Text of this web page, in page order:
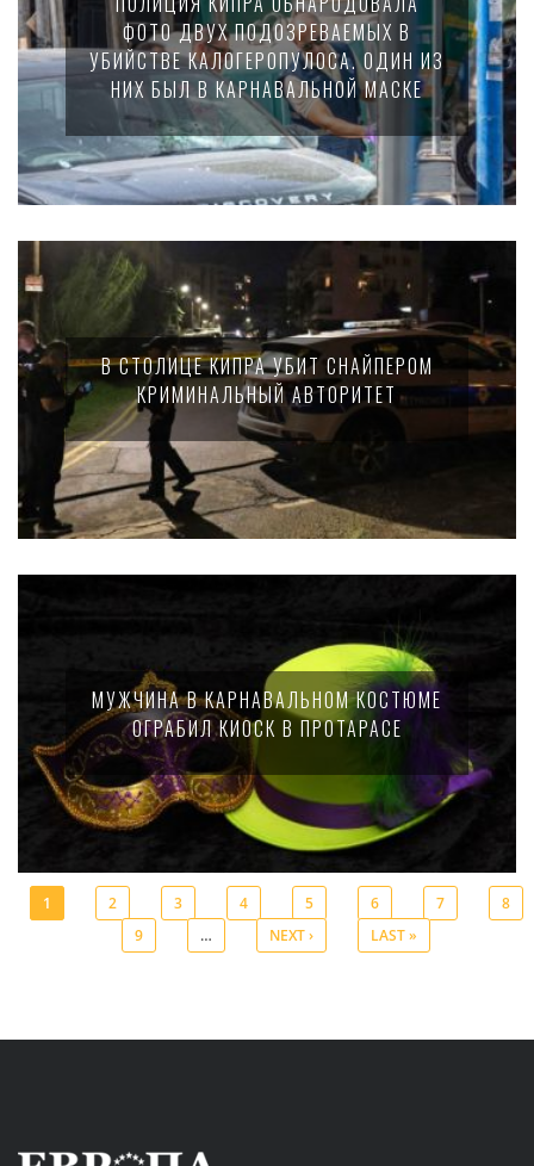
ФОТО ДВУХ ПОДОЗРЕВАЕМЫХ В
УБИЙСТВЕ КАЛОГЕРОПУЛОСА. ОДИН ИЗ
НИХ БЫЛ В КАРНАВАЛЬНОЙ МАСКЕ
В СТОЛИЦЕ КИПРА УБИТ СНАЙПЕРОМ
КРИМИНАЛЬНЫЙ АВТОРИТЕТ
МУЖЧИНА В КАРНАВАЛЬНОМ КОСТЮМЕ
ОГРАБИЛ КИОСК В ПРОТАРАСЕ
1 2 3 4 5 6 7
8
9
… NEXT › LAST »